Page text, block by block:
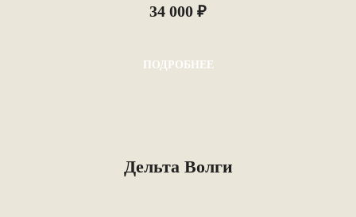
34 000 ₽
ПОДРОБНЕЕ
Дельта Волги